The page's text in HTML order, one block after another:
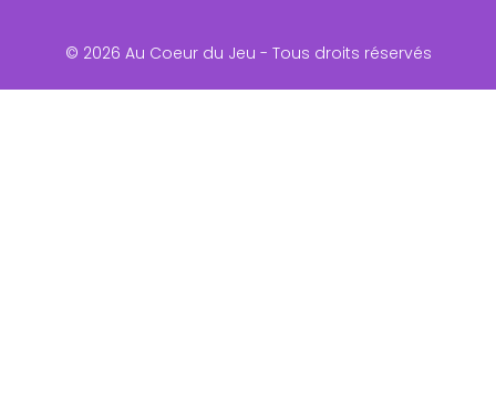
© 2026 Au Coeur du Jeu - Tous droits réservés